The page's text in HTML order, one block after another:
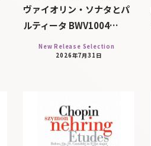
ヴァイオリン・ソナタとパ
ルティータ BWV1004…
New Release Selection
2026年7月31日